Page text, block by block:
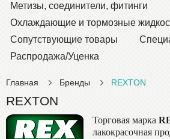
Метизы, соединители, фитинги
Охлаждающие и тормозные
Сопутствующие товары
Распродажа/Уценка
Главная Бренды REXTON
REXTON
Торговая марка
лакокрасочная